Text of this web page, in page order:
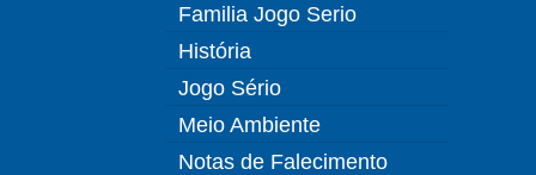
Familia Jogo Serio
História
Jogo Sério
Meio Ambiente
Notas de Falecimento